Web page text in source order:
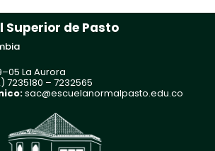
Superior de Pasto
La Aurora
7235180 – 7232565
sac@escuelanormalpasto.edu.co